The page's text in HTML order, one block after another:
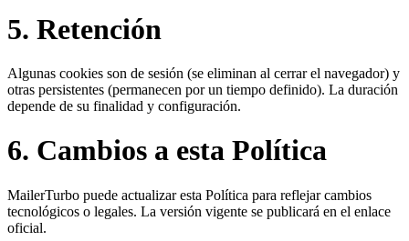
5. Retención
Algunas cookies son de sesión (se eliminan al cerrar el navegador) y
otras persistentes (permanecen por un tiempo definido). La duración
depende de su finalidad y configuración.
6. Cambios a esta Política
MailerTurbo puede actualizar esta Política para reflejar cambios
tecnológicos o legales. La versión vigente se publicará en el enlace
oficial.